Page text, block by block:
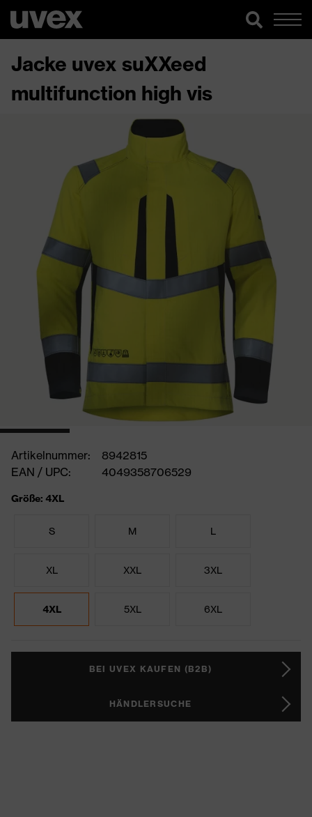
Jacke uvex suXXeed
multifunction high vis
Artikelnummer:
8942815
EAN / UPC:
4049358706529
Größe: 4XL
S M L
XL XXL 3XL
4XL 5XL 6XL
BEI UVEX KAUFEN (B2B)
HÄNDLERSUCHE